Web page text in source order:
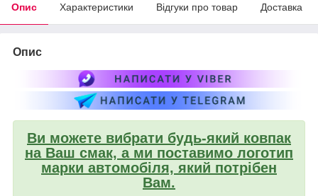
Опис Характеристики Відгуки про товар Доставка
Опис
Ви можете вибрати будь-який ковпак
на Ваш смак, а ми поставимо логотип
марки автомобіля, який потрібен
Вам.